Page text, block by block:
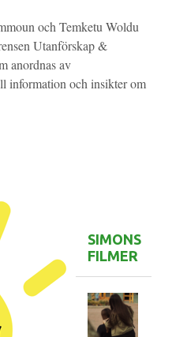
och Temketu Woldu
Utanförskap &
anordnas av
information och insikter om
SIMONS
FILMER